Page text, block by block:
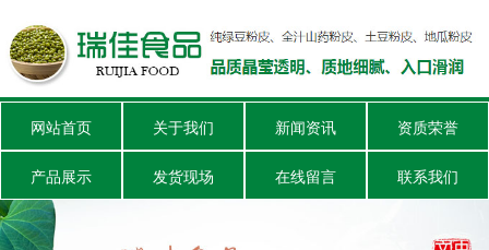
网站首页 关于我们 新闻资讯 资质荣誉
产品展示 发货现场 在线留言 联系我们